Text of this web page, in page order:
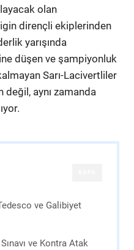
olan
dirençli ekiplerinden
yarışında
düşen ve şampiyonluk
Sarı-Lacivertliler
değil, aynı zamanda
ve Galibiyet
ve Kontra Atak